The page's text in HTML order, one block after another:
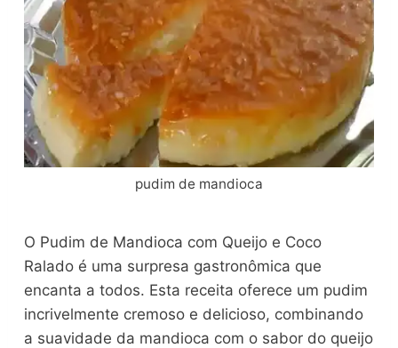
pudim de mandioca
O Pudim de Mandioca com Queijo e Coco
Ralado é uma surpresa gastronômica que
encanta a todos. Esta receita oferece um pudim
incrivelmente cremoso e delicioso, combinando
a suavidade da mandioca com o sabor do queijo